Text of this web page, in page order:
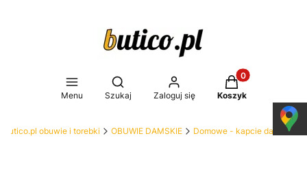
Menu
Otwórz wyszukiwarkę
Szukaj Zaloguj się
Produkty w
Koszyk
Butico.pl obuwie i torebki OBUWIE DAMSKIE Domowe - kapcie damskie